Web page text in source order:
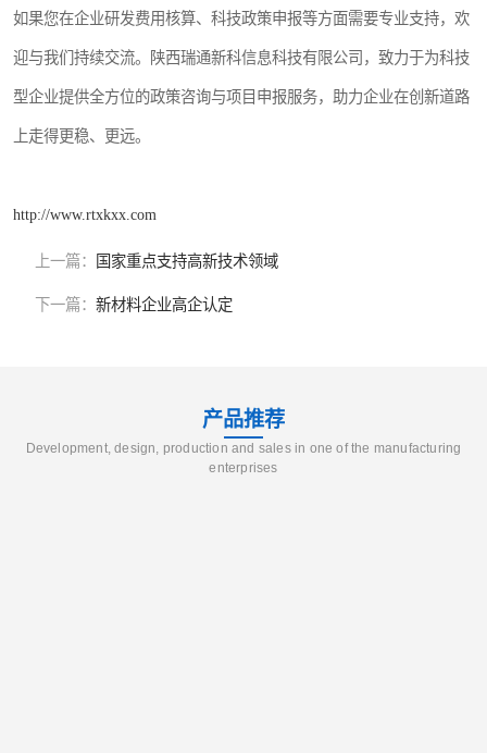
如果您在企业研发费用核算、科技政策申报等方面需要专业支持，欢
迎与我们持续交流。陕西瑞通新科信息科技有限公司，致力于为科技
型企业提供全方位的政策咨询与项目申报服务，助力企业在创新道路
上走得更稳、更远。
http://www.rtxkxx.com
上一篇： 国家重点支持高新技术领域
下一篇： 新材料企业高企认定
产品推荐
Development, design, production and sales in one of the manufacturing
enterprises